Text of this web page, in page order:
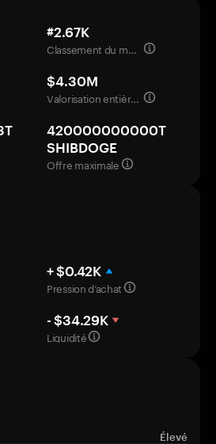
#2.67K
Classement du marché
$4.30M
Valorisation entièrement diluée
420000000000T
SHIBDOGE
Offre maximale
+ $0.42K
Pression d’achat
- $34.29K
Liquidité
Élevé